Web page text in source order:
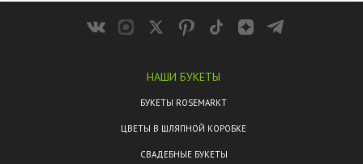
НАШИ БУКЕТЫ
БУКЕТЫ ROSEMARKT
ЦВЕТЫ В ШЛЯПНОЙ КОРОБКЕ
СВАДЕБНЫЕ БУКЕТЫ